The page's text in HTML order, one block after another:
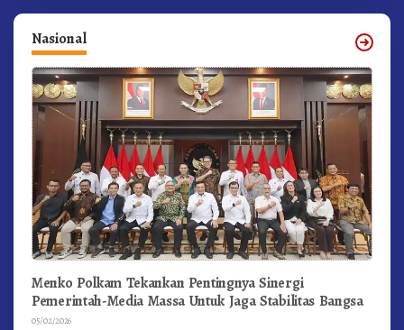
Nasional
Menko Polkam Tekankan Pentingnya Sinergi
Pemerintah-Media Massa Untuk Jaga Stabilitas Bangsa
05/02/2026